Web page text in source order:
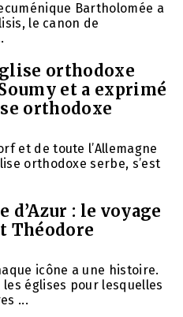
Bartholomée a
le canon de
orthodoxe
et a exprimé
orthodoxe
et de toute l’Allemagne
orthodoxe serbe, s’est
d’Azur : le voyage
Théodore
icône a une histoire.
églises pour lesquelles
...